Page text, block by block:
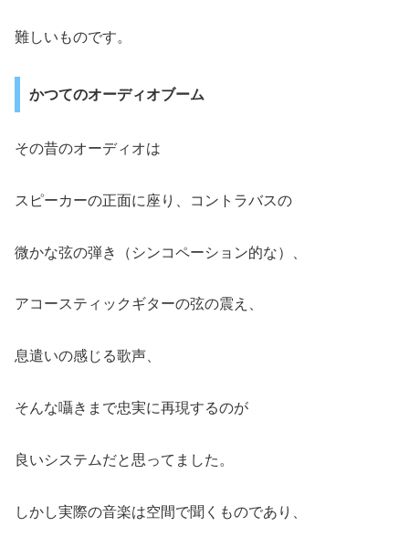
難しいものです。
かつてのオーディオブーム
その昔のオーディオは
スピーカーの正面に座り、コントラバスの
微かな弦の弾き（シンコペーション的な）、
アコースティックギターの弦の震え、
息遣いの感じる歌声、
そんな囁きまで忠実に再現するのが
良いシステムだと思ってました。
しかし実際の音楽は空間で聞くものであり、